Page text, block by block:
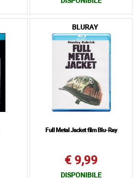
BLURAY
Full Metal Jacket film Blu-Ray
€ 9,99
DISPONIBILE